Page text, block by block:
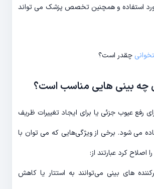
استفاده و همچنین تخصص پزشک می تواند
چقدر است؟
چه بینی هایی مناسب است؟
رفع عیوب جزئی یا برای ایجاد تغییرات ظریف
می شود. برخی از ویژگی‌هایی که می توان با
اصلاح کرد عبارتند از:
های بینی می‌توانند به استتار یا کاهش